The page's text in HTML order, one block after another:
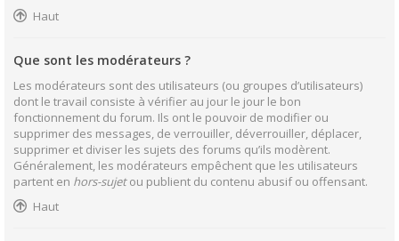
Haut
Que sont les modérateurs ?
Les modérateurs sont des utilisateurs (ou groupes d’utilisateurs)
dont le travail consiste à vérifier au jour le jour le bon
fonctionnement du forum. Ils ont le pouvoir de modifier ou
supprimer des messages, de verrouiller, déverrouiller, déplacer,
supprimer et diviser les sujets des forums qu’ils modèrent.
Généralement, les modérateurs empêchent que les utilisateurs
partent en hors-sujetou publient du contenu abusif ou offensant.
Haut